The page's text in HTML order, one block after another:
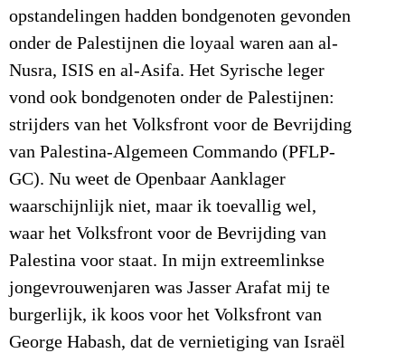
opstandelingen hadden bondgenoten gevonden
onder de Palestijnen die loyaal waren aan al-
Nusra, ISIS en al-Asifa. Het Syrische leger
vond ook bondgenoten onder de Palestijnen:
strijders van het Volksfront voor de Bevrijding
van Palestina-Algemeen Commando (PFLP-
GC). Nu weet de Openbaar Aanklager
waarschijnlijk niet, maar ik toevallig wel,
waar het Volksfront voor de Bevrijding van
Palestina voor staat. In mijn extreemlinkse
jongevrouwenjaren was Jasser Arafat mij te
burgerlijk, ik koos voor het Volksfront van
George Habash, dat de vernietiging van Israël